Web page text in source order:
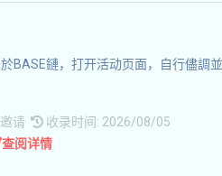
BASE鏈，打开活动页面，自行儘調
邀请
收录时间: 2026/08/05
查阅详情